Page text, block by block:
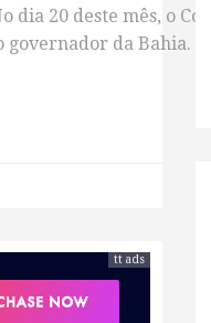
20 deste mês, o
governador da Bahia.
tt ads